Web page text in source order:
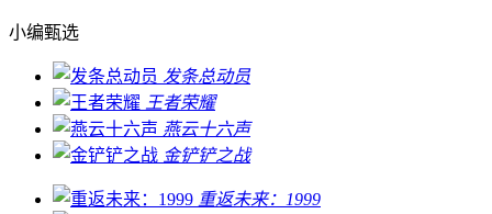
小编甄选
发条总动员
王者荣耀
燕云十六声
金铲铲之战
重返未来：1999